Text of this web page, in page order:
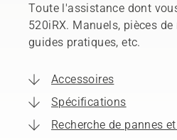
Toute l'assistance dont
520iRX. Manuels, pièces de
guides pratiques, etc.
Accessoires
Spécifications
Recherche de pannes